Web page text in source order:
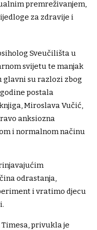
premreživanjem,
za zdravije i
Sveučilišta u
svijetu te manjak
su razlozi zbog
postala
Miroslava Vučić,
anksiozna
i normalnom načinu
odrastanja,
i vratimo djecu
privukla je